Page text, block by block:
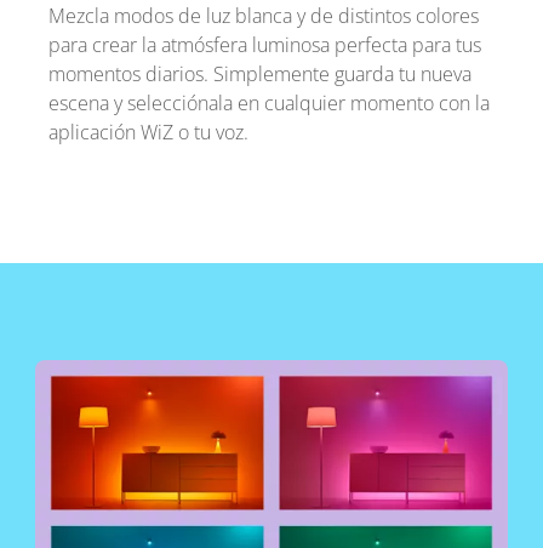
Mezcla modos de luz blanca y de distintos colores
para crear la atmósfera luminosa perfecta para tus
momentos diarios. Simplemente guarda tu nueva
escena y selecciónala en cualquier momento con la
aplicación WiZ o tu voz.